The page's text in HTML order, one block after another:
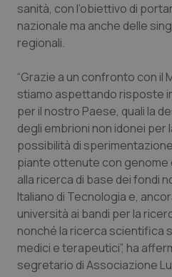
Emilia-Romagna
Lazio
Liguria
Lombardia
Marche
Molise
Colesterolo &
Diabete & glucometri
Disturbi dell’umore
Dolore
Donna & Salute
Epatiti
sanità, con l’obiettivo di
nazionale ma anche delle
regionali.
“Grazie a un confronto con il
stiamo aspettando risposte
per il nostro Paese, quali la
degli embrioni non idonei per
possibilità di
piante ottenute con genome
alla ricerca di base dei fondi
Italiano di Tecnologia e,
università ai bandi per la
nonché la ricerca scientifica
medici e terapeutici”, ha
segretario di Associazione